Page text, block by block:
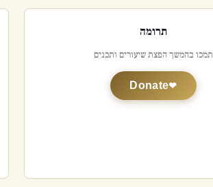
תרומה
תמכו בהמשך הפצת שיעורים ותכנים
Donate